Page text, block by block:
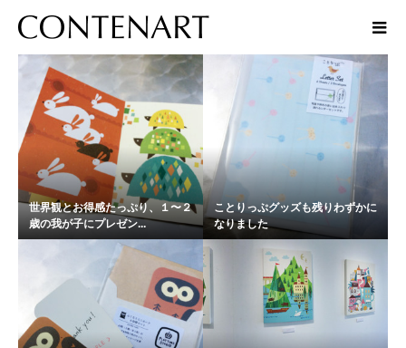
話題
世界観とお得感たっぷり、１〜２
歳の我が子にプレゼン...
ことりっぷグッズも残りわずかに
なりました